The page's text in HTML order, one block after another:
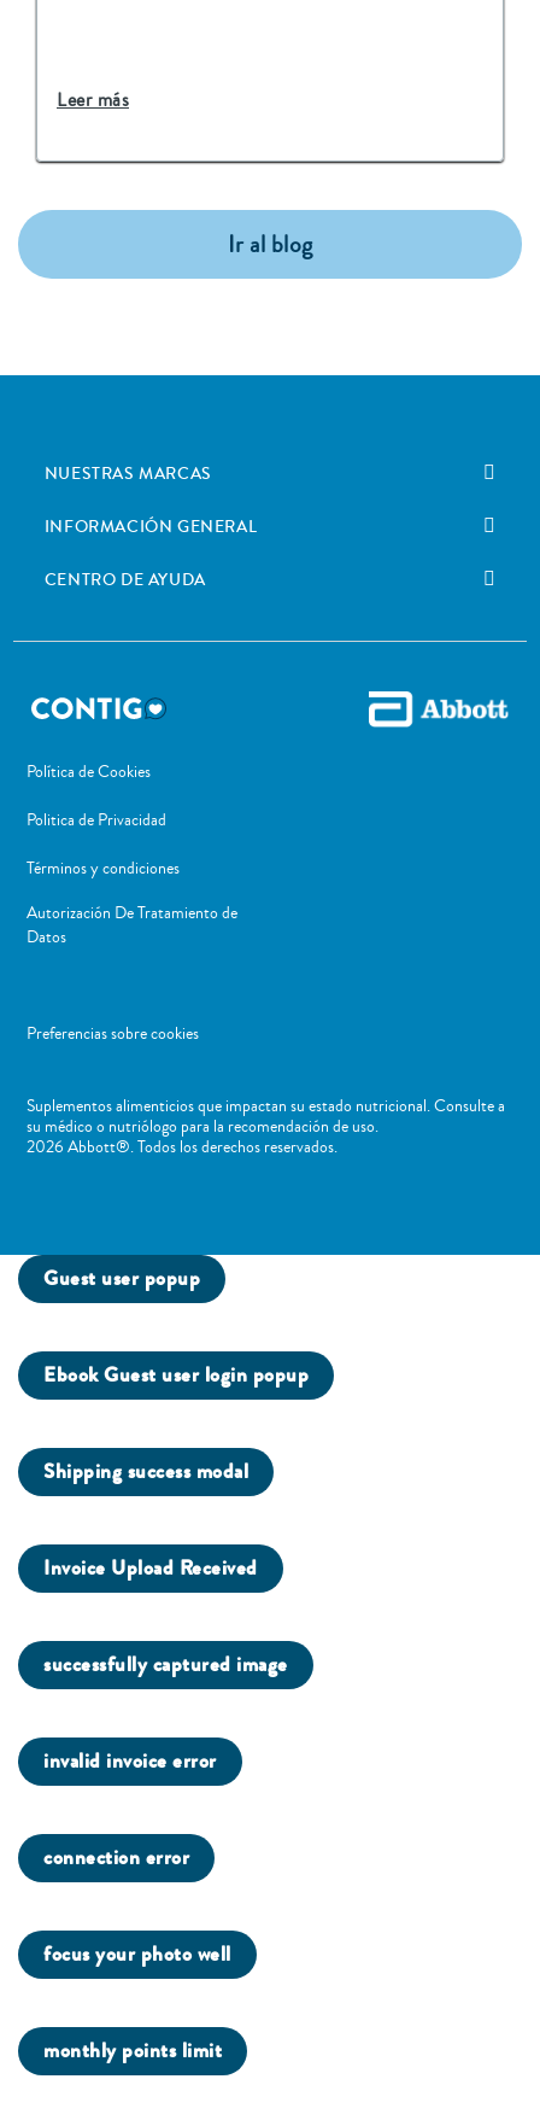
Leer más
Ir al blog
NUESTRAS MARCAS
INFORMACIÓN GENERAL
CENTRO DE AYUDA
Política de Cookies
Politica de Privacidad
Términos y condiciones
Autorización De Tratamiento de
Datos
Preferencias sobre cookies
Suplementos alimenticios que impactan su estado nutricional. Consulte a
su médico o nutriólogo para la recomendación de uso. ​
2026 Abbott®. Todos los derechos reservados.
Guest user popup
Ebook Guest user login popup
Shipping success modal
Invoice Upload Received
successfully captured image
invalid invoice error
connection error
focus your photo well
monthly points limit